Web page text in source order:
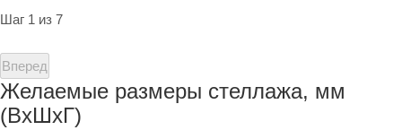
Шаг 1 из 7
Вперед
Желаемые размеры стеллажа, мм
(ВхШхГ)